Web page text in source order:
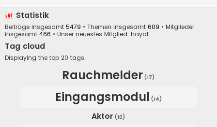
Statistik
Beiträge insgesamt 5479 • Themen insgesamt 609 • Mitglieder
insgesamt 466 • Unser neuestes Mitglied: hayat
Tag cloud
Displaying the top 20 tags.
Rauchmelder (17)
Eingangsmodul (14)
Aktor (10)